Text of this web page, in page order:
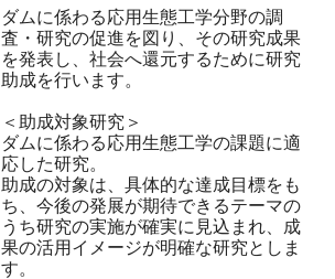
ダムに係わる応用生態工学分野の調
査・研究の促進を図り、その研究成果
を発表し、社会へ還元するために研究
助成を行います。
＜助成対象研究＞
ダムに係わる応用生態工学の課題に適
応した研究。
助成の対象は、具体的な達成目標をも
ち、今後の発展が期待できるテーマの
うち研究の実施が確実に見込まれ、成
果の活用イメージが明確な研究としま
す。